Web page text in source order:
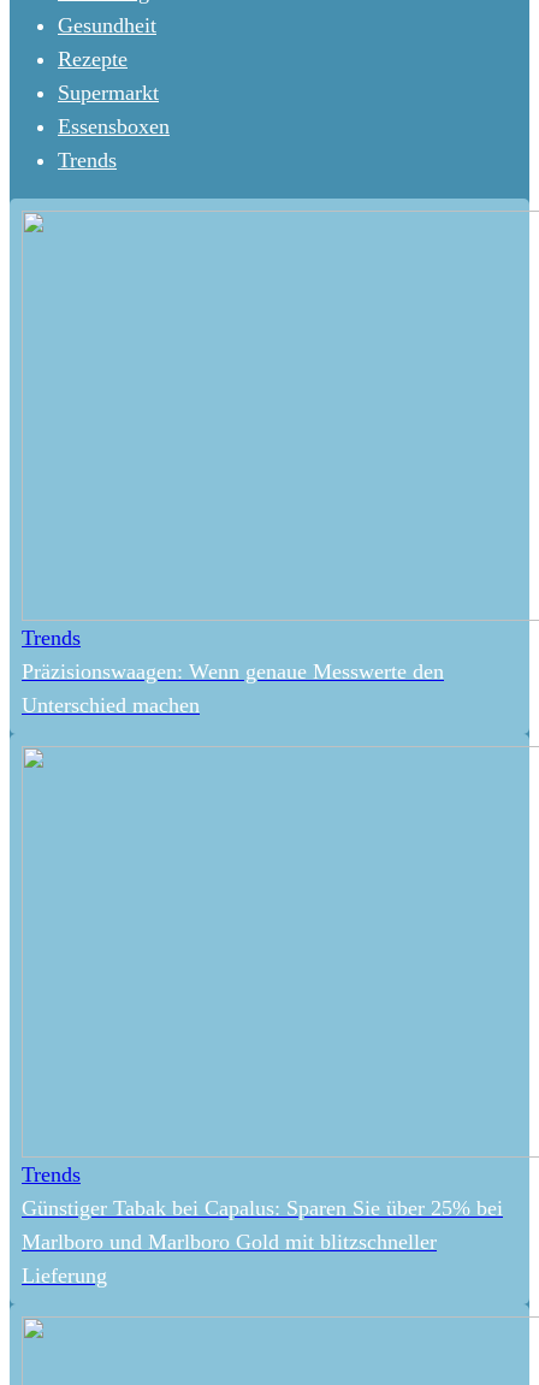
Gesundheit
Rezepte
Supermarkt
Essensboxen
Trends
Trends
Präzisionswaagen: Wenn genaue Messwerte den
Unterschied machen
Trends
Günstiger Tabak bei Capalus: Sparen Sie über 25% bei
Marlboro und Marlboro Gold mit blitzschneller
Lieferung